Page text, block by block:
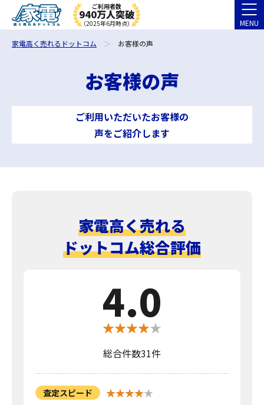
ご利用者数
940万人突破
（2025年6月時点） MENU
家電高く売れるドットコム お客様の声
お客様の声
ご利用いただいたお客様の
声をご紹介します
家電高く売れる
ドットコム総合評価
4.0
総合件数31件
査定スピード